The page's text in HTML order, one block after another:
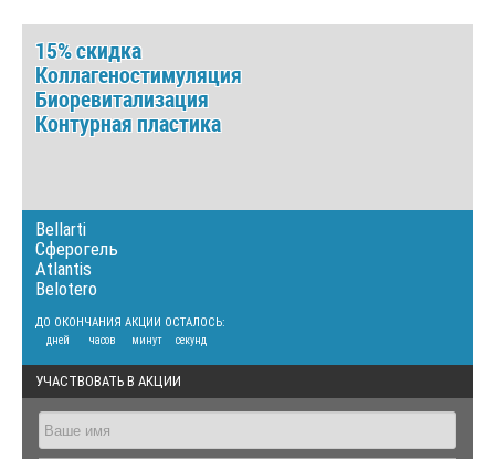
15% скидка
Коллагеностимуляция
Биоревитализация
Контурная пластика
Bellarti
Сферогель
Atlantis
Belotero
ДО ОКОНЧАНИЯ АКЦИИ ОСТАЛОСЬ:
дней часов минут секунд
УЧАСТВОВАТЬ В АКЦИИ